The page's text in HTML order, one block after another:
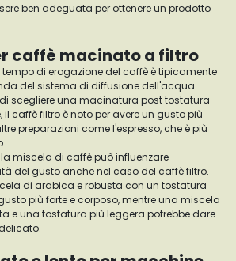
ben adeguata per ottenere un prodotto
caffè macinato a filtro
tempo di erogazione del caffè è tipicamente
del sistema di diffusione dell'acqua.
scegliere una macinatura post tostatura
il caffè filtro è noto per avere un gusto più
preparazioni come l'espresso, che è più
miscela di caffè può influenzare
del gusto anche nel caso del caffè filtro.
di arabica e robusta con un tostatura
più forte e corposo, mentre una miscela
e una tostatura più leggera potrebbe dare